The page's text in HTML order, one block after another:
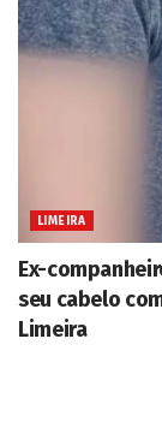
LIMEIRA
Ex-
seu cabelo
Limeira